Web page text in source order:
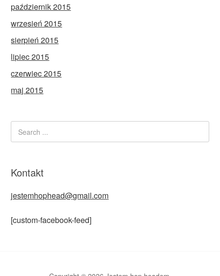
październik 2015
wrzesień 2015
sierpień 2015
lipiec 2015
czerwiec 2015
maj 2015
Kontakt
jestemhophead@gmail.com
[custom-facebook-feed]